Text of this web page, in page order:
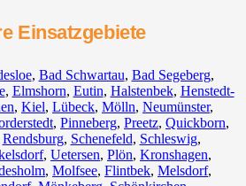
Einsatzgebiete
, Bad Schwartau, Bad Segeberg,
, Elmshorn, Eutin, Halstenbek, Henstedt-
, Kiel, Lübeck, Mölln, Neumünster,
, Pinneberg, Preetz, Quickborn,
Rendsburg, Schenefeld, Schleswig,
, Uetersen, Plön, Kronshagen,
, Molfsee, Flintbek, Melsdorf,